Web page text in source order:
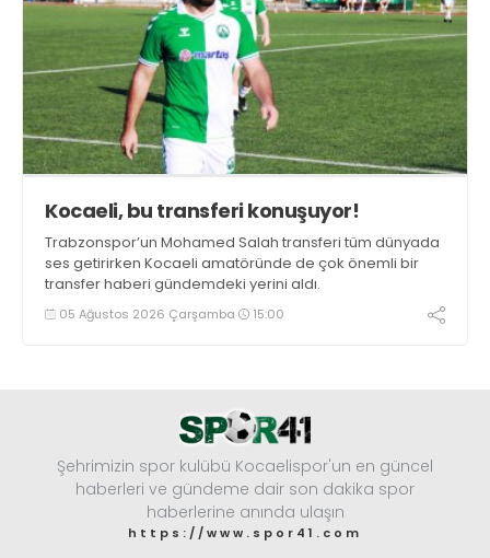
Kocaeli, bu transferi konuşuyor!
Trabzonspor’un Mohamed Salah transferi tüm dünyada
ses getirirken Kocaeli amatöründe de çok önemli bir
transfer haberi gündemdeki yerini aldı.
05 Ağustos 2026 Çarşamba 15:00
Şehrimizin spor kulübü Kocaelispor'un en güncel
haberleri ve gündeme dair son dakika spor
haberlerine anında ulaşın
https://www.spor41.com